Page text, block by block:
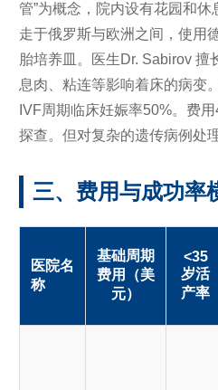
管”为概念，院内设有花园和
走于俄罗斯与欧洲之间，使用
胎培养皿。医生Dr. Sabirov 擅
息肉、粘连等影响着床的病变
IVF周期临床妊娠率50%。费
探查。但对复杂的遗传病例处
三、费用与成功率
医院名
称
基础周期
费用（美
元）
<35
岁活
产率